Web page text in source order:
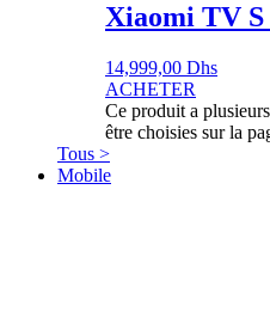
Xiaomi TV
14,999,00 Dhs
ACHETER
Ce produit a
être choisies sur la
Tous >
Mobile